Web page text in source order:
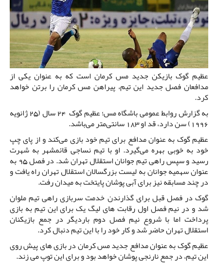
عظیم گوک بازیکن جدید مس کرمان است که به عنوان یکی از
مدافعان فصل جدید این تیم، پیراهن مس کرمان را برتن خواهد
کرد.
به گزارش روابط عمومی باشگاه مس؛ عظیم گوک 24 سال (25 ژانویه
1996) سن دارد، قد او 183 سانتی‌متر می‌باشد.
عظیم گوک به عنوان مدافع برای تیم خود بازی می‌کند و از پای چپ
خود به خوبی بهره می‌گیرد. او با تیم نساجی قائمشهر به شهرت
رسید و سپس راهی تیم جوانان استقلال تهران شد. در فصل 95 به
عنوان سهمیه جوانان به لیست بزرگسالان استقلال تهران راه یافت و
در چند مسابقه نیز برای آبی پوشان پایتخت به میدان رفت.
گوک در فصل قبل برای گذارندن خدمت سربازی راهی تیم ملوان
شد و در نیم فصل اول رقابت های لیگ یک برای این تیم به بازی
پرداخت اما با شروع نیم فصل دوم باردیگر در جمع بازیکنان
استقلال تهران حاضر شد و کار خود را با این تیم دنبال کرد.
عظیم گوک به عنوان مدافع جدید مس کرمان در بازی های پیش روی
این تیم، در جمع نارنجی پوشان خواهد بود و برای این توپ می زند.